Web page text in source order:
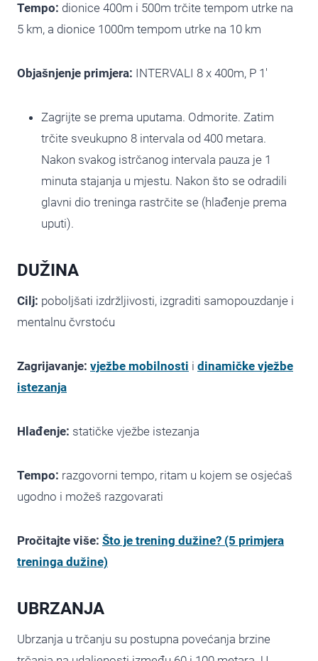
Tempo: dionice 400m i 500m trčite tempom utrke na
5 km, a dionice 1000m tempom utrke na 10 km
Objašnjenje primjera: INTERVALI 8 x 400m, P 1′
Zagrijte se prema uputama. Odmorite. Zatim
trčite sveukupno 8 intervala od 400 metara.
Nakon svakog istrčanog intervala pauza je 1
minuta stajanja u mjestu. Nakon što se odradili
glavni dio treninga rastrčite se (hlađenje prema
uputi).
DUŽINA
Cilj: poboljšati izdržljivosti, izgraditi samopouzdanje i
mentalnu čvrstoću
Zagrijavanje: vježbe mobilnosti i dinamičke vježbe
istezanja
Hlađenje: statičke vježbe istezanja
Tempo: razgovorni tempo, ritam u kojem se osjećaš
ugodno i možeš razgovarati
Pročitajte više: Što je trening dužine? (5 primjera
treninga dužine)
UBRZANJA
Ubrzanja u trčanju su postupna povećanja brzine